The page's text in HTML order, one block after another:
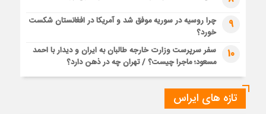
9
چرا روسیه در سوریه موفق شد و آمریکا در افغانستان شکست
خورد؟
10
سفر سرپرست وزارت خارجه طالبان به ایران و دیدار با احمد
مسعود؛ ماجرا چیست؟ / تهران چه در ذهن دارد؟
تازه های ایراس